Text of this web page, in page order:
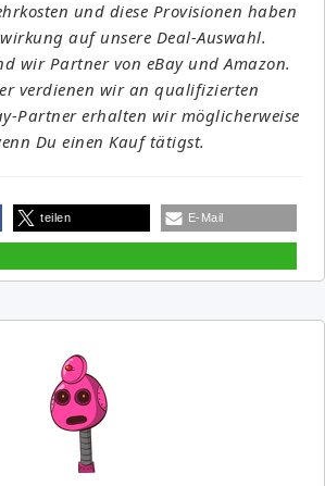
und diese Provisionen haben
auf unsere Deal-Auswahl.
wir Partner von eBay und Amazon.
verdienen wir an qualifizierten
Partner erhalten wir möglicherweise
Du einen Kauf tätigst.
teilen E-Mail